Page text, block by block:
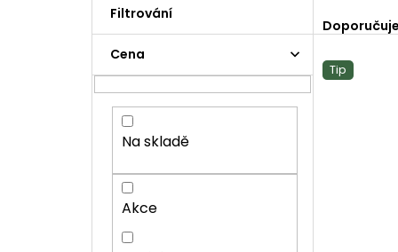
s
Cena
Na skladě
Akce
a
z
e
n
V
ý Tip